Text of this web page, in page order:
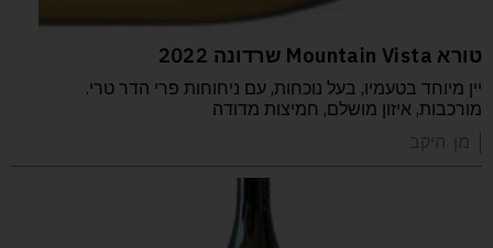
טורא Mountain Vista שרדונה 2022
יין מיוחד בטעמיו, בעל נוכחות, עם ניחוחות פרי הדר טרי.
מורכבות, איזון מושלם, חמיצות מדודה
| מן היקב